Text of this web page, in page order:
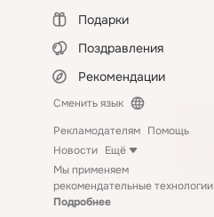
Подарки
Поздравления
Рекомендации
Сменить язык
Рекламодателям Помощь
Новости Ещё
Мы применяем
рекомендательные технологии
Подробнее